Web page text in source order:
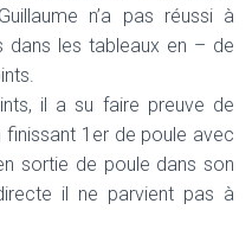
n’a pas réussi à
dans les tableaux en – de
il a su faire preuve de
1er de poule avec
sortie de poule dans son
il ne parvient pas à